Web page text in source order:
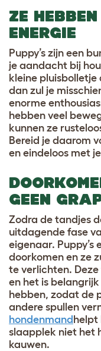
ZE
ENERGIE
Puppy’s zijn een
je aandacht bij
kleine
dan zul je
enorme
hebben veel
kunnen ze
Bereid je daarom
en eindeloos met
GEEN
Zodra de tandjes
uitdagende fase
eigenaar.
doorkomen en ze
te verlichten.
en het is
hebben, zodat de
andere spullen
hondenmand helpt
slaapplek niet het
kauwen.